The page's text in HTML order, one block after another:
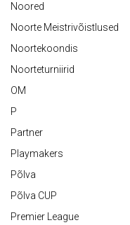
Noored
Noorte Meistrivõistlused
Noortekoondis
Noorteturniirid
OM
P
Partner
Playmakers
Põlva
Põlva CUP
Premier League